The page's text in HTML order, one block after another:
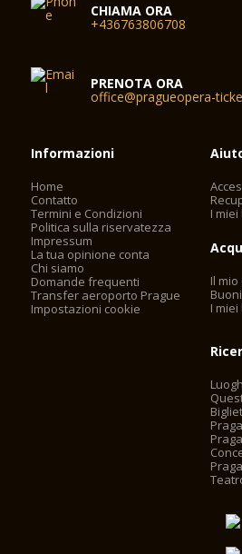
CHIAMA ORA
+436763806708
PRENOTA ORA
office@pragueopera-
Informazioni
Home
Contatto
Termini e Condizioni
Politica sulla riservatezza
Impressum
La tua opinione conta
Chi siamo
Domande frequenti
Transfer aeroporto Prague
Impostazioni cookie
I
Il
I
Praga